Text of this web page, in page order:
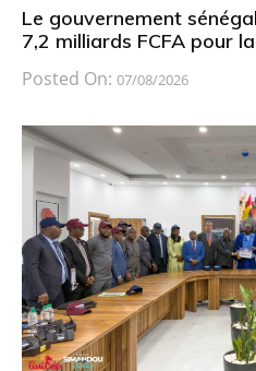
Le gouvernement
7,2 milliards FCFA pour
Posted On: 07/08/2026